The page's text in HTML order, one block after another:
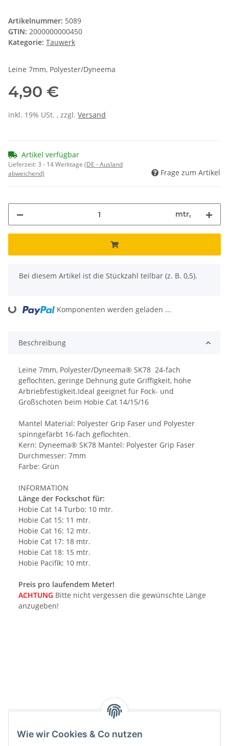
Artikelnummer: 5089
GTIN: 2000000000450
Kategorie: Tauwerk
Leine 7mm, Polyester/Dyneema
4,90 €
inkl. 19% USt. , zzgl. Versand
Artikel verfügbar
Lieferzeit:3 - 14 Werktage (DE - Ausland
abweichend)
Frage zum Artikel
mtr,
x
Bei diesem Artikel ist die Stückzahl teilbar (z. B. 0,5).
Loading... Komponenten werden geladen ...
Beschreibung
Leine 7mm, Polyester/Dyneema® SK78 24-fach
geflochten, geringe Dehnung gute Griffigkeit, hohe
Arbriebfestigkeit.Ideal geeignet für Fock- und
Großschoten beim Hobie Cat 14/15/16
Mantel Material: Polyester Grip Faser und Polyester
spinngefärbt 16-fach geflochten.
Kern: Dyneema® SK78 Mantel: Polyester Grip Faser
Durchmesser: 7mm
Farbe: Grün
INFORMATION
Länge der Fockschot für:
Hobie Cat 14 Turbo: 10 mtr.
Hobie Cat 15: 11 mtr.
Hobie Cat 16: 12 mtr.
Hobie Cat 17: 18 mtr.
Hobie Cat 18: 15 mtr.
Hobie Pacifik: 10 mtr.
Preis pro laufendem Meter!
ACHTUNG Bitte nicht vergessen die gewünschte Länge
anzugeben!
Wie wir Cookies & Co nutzen